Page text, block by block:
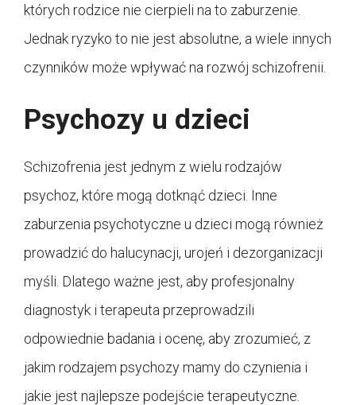
których rodzice nie cierpieli na to zaburzenie.
Jednak ryzyko to nie jest absolutne, a wiele innych
czynników może wpływać na rozwój schizofrenii.
Psychozy u dzieci
Schizofrenia jest jednym z wielu rodzajów
psychoz, które mogą dotknąć dzieci. Inne
zaburzenia psychotyczne u dzieci mogą również
prowadzić do halucynacji, urojeń i dezorganizacji
myśli. Dlatego ważne jest, aby profesjonalny
diagnostyk i terapeuta przeprowadzili
odpowiednie badania i ocenę, aby zrozumieć, z
jakim rodzajem psychozy mamy do czynienia i
jakie jest najlepsze podejście terapeutyczne.